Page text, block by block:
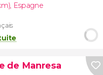
, Espagne
de Manresa